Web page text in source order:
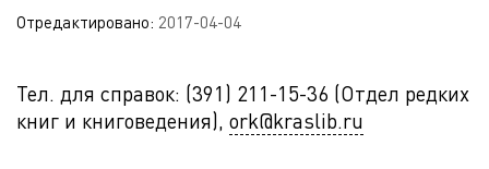
Отредактировано: 2017-04-04
Тел. для справок: (391) 211-15-36 (Отдел редких
книг и книговедения), ork@kraslib.ru